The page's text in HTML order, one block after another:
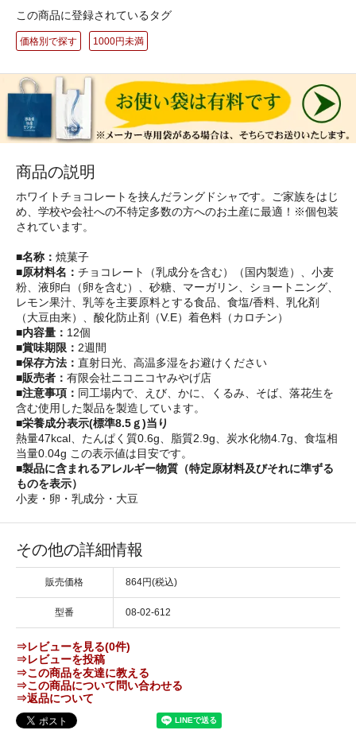
この商品に登録されているタグ
価格別で探す 1000円未満
商品の説明
ホワイトチョコレートを挟んだラングドシャです。ご家族をはじ
め、学校や会社への不特定多数の方へのお土産に最適！※個包装
されています。
■名称： 焼菓子
■原材料名： チョコレート（乳成分を含む）（国内製造）、小麦
粉、液卵白（卵を含む）、砂糖、マーガリン、ショートニング、
レモン果汁、乳等を主要原料とする食品、食塩/香料、乳化剤
（大豆由来）、酸化防止剤（V.E）着色料（カロチン）
■内容量： 12個
■賞味期限： 2週間
■保存方法： 直射日光、高温多湿をお避けください
■販売者： 有限会社ニコニコヤみやげ店
■注意事項： 同工場内で、えび、かに、くるみ、そば、落花生を
含む使用した製品を製造しています。
■栄養成分表示(標準8.5ｇ)当り
熱量47kcal、たんぱく質0.6g、脂質2.9g、炭水化物4.7g、食塩相
当量0.04g この表示値は目安です。
■製品に含まれるアレルギー物質（特定原材料及びそれに準ずる
ものを表示）
小麦・卵・乳成分・大豆
その他の詳細情報
販売価格 864円(税込)
型番 08-02-612
⇒レビューを見る(0件)
⇒レビューを投稿
⇒この商品を友達に教える
⇒この商品について問い合わせる
⇒返品について